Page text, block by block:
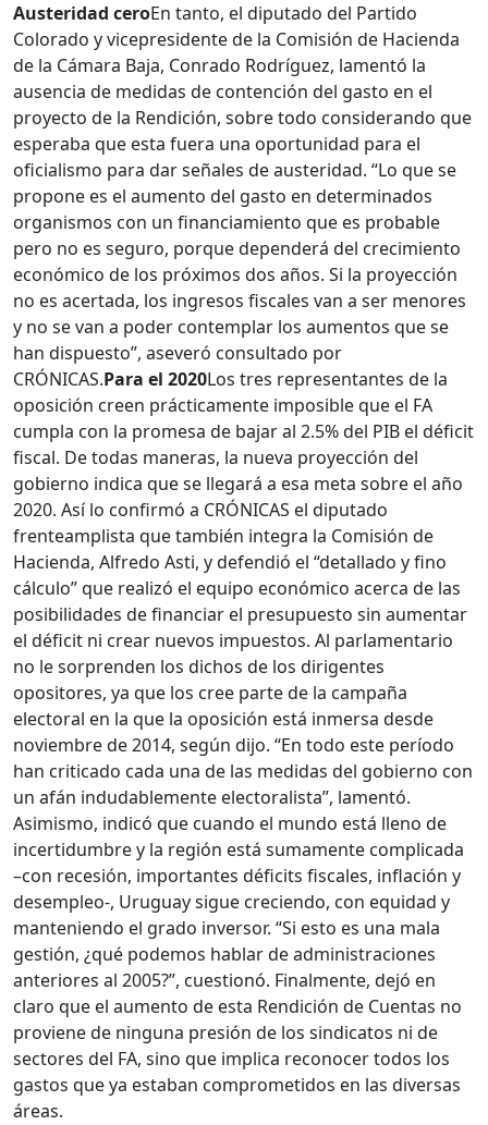
Austeridad ceroEn tanto, el diputado del Partido
Colorado y vicepresidente de la Comisión de Hacienda
de la Cámara Baja, Conrado Rodríguez, lamentó la
ausencia de medidas de contención del gasto en el
proyecto de la Rendición, sobre todo considerando que
esperaba que esta fuera una oportunidad para el
oficialismo para dar señales de austeridad. “Lo que se
propone es el aumento del gasto en determinados
organismos con un financiamiento que es probable
pero no es seguro, porque dependerá del crecimiento
económico de los próximos dos años. Si la proyección
no es acertada, los ingresos fiscales van a ser menores
y no se van a poder contemplar los aumentos que se
han dispuesto”, aseveró consultado por
CRÓNICAS.Para el 2020Los tres representantes de la
oposición creen prácticamente imposible que el FA
cumpla con la promesa de bajar al 2.5% del PIB el déficit
fiscal. De todas maneras, la nueva proyección del
gobierno indica que se llegará a esa meta sobre el año
2020. Así lo confirmó a CRÓNICAS el diputado
frenteamplista que también integra la Comisión de
Hacienda, Alfredo Asti, y defendió el “detallado y fino
cálculo” que realizó el equipo económico acerca de las
posibilidades de financiar el presupuesto sin aumentar
el déficit ni crear nuevos impuestos. Al parlamentario
no le sorprenden los dichos de los dirigentes
opositores, ya que los cree parte de la campaña
electoral en la que la oposición está inmersa desde
noviembre de 2014, según dijo. “En todo este período
han criticado cada una de las medidas del gobierno con
un afán indudablemente electoralista”, lamentó.
Asimismo, indicó que cuando el mundo está lleno de
incertidumbre y la región está sumamente complicada
–con recesión, importantes déficits fiscales, inflación y
desempleo-, Uruguay sigue creciendo, con equidad y
manteniendo el grado inversor. “Si esto es una mala
gestión, ¿qué podemos hablar de administraciones
anteriores al 2005?”, cuestionó. Finalmente, dejó en
claro que el aumento de esta Rendición de Cuentas no
proviene de ninguna presión de los sindicatos ni de
sectores del FA, sino que implica reconocer todos los
gastos que ya estaban comprometidos en las diversas
áreas.